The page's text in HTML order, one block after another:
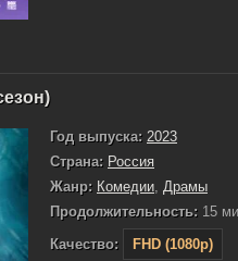
Год выпуска: 2023
Страна: Россия
Жанр: Комедии Драмы
Продолжительность: 15
Качество:
FHD (1080p)